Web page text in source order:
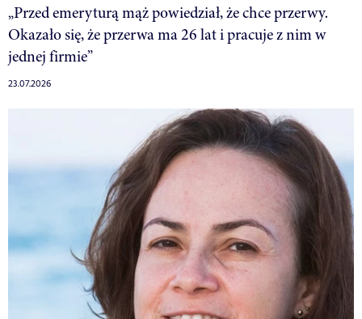
„Przed emeryturą mąż powiedział, że chce przerwy.
Okazało się, że przerwa ma 26 lat i pracuje z nim w
jednej firmie”
23.07.2026